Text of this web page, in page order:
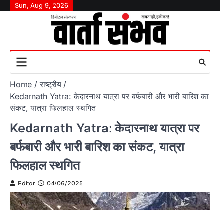
SkipSun, Aug 9, 2026
Home
राष्‍ट्रीय
Kedarnath Yatra: केदारनाथ यात्रा पर बर्फबारी और भारी बारिश का
संकट, यात्रा फिलहाल स्थगित
Kedarnath Yatra: केदारनाथ यात्रा पर
बर्फबारी और भारी बारिश का संकट, यात्रा
फिलहाल स्थगित
Editor 04/06/2025